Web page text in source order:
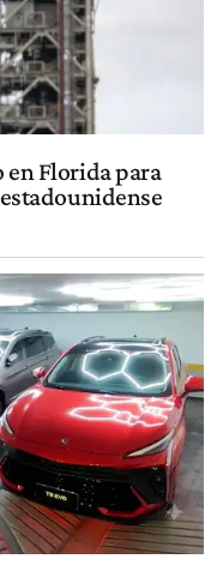
en Florida para